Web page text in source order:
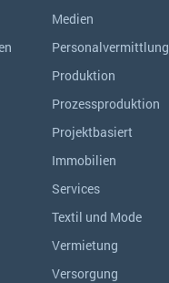
Medien
Personalvermittlung
Produktion
Prozessproduktion
Projektbasiert
Immobilien
Services
Textil und Mode
Vermietung
Versorgung